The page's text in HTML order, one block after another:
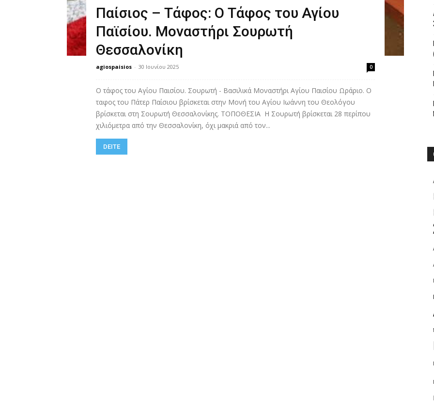
Παίσιος – Τάφος: Ο Τάφος του Αγίου
Παϊσίου. Μοναστήρι Σουρωτή
Θεσσαλονίκη
agiospaisios - 30 Ιουνίου 2025 0
Ο τάφος του Αγίου Παισίου. Σουρωτή - Βασιλικά Μοναστήρι Αγίου Παισίου Ωράριο. Ο
ταφος του Πάτερ Παίσιου βρίσκεται στην Μονή του Αγίου Ιωάννη του Θεολόγου
βρίσκεται στη Σουρωτή Θεσσαλονίκης. ΤΟΠΟΘΕΣΙΑ Η Σουρωτή βρίσκεται 28 περίπου
χιλιόμετρα από την Θεσσαλονίκη, όχι μακριά από τον...
DEITE